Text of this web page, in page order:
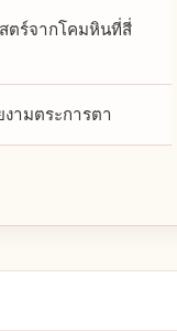
ตร์จากโคมหินที่สี่
ามตระการตา